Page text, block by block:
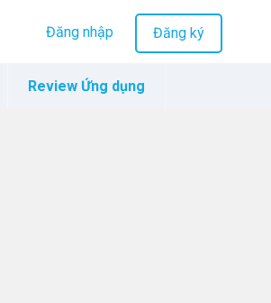
Đăng nhập Đăng ký
Review Ứng dụng